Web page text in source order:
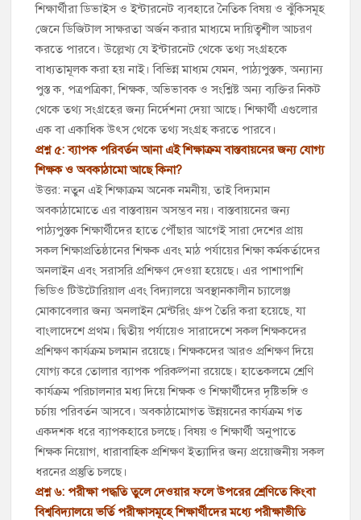
শিক্ষার্থীরা ডিভাইস ও ইন্টারনেট ব্যবহারে নৈতিক বিষয় ও ঝুঁকিসমূহ
জেনে ডিজিটাল সাক্ষরতা অর্জন করার মাধ্যমে দায়িত্বশীল আচরণ
করতে পারবে। উল্লেখ্য যে ইন্টারনেট থেকে তথ্য সংগ্রহকে
বাধ্যতামূলক করা হয় নাই। বিভিন্ন মাধ্যম যেমন, পাঠ্যপুস্তক, অন্যান্য
পুস্ত ক, পত্রপত্রিকা, শিক্ষক, অভিভাবক ও সংশ্লিষ্ট অন্য ব্যক্তির নিকট
থেকে তথ্য সংগ্রহের জন্য নির্দেশনা দেয়া আছে। শিক্ষার্থী এগুলোর
এক বা একাধিক উৎস থেকে তথ্য সংগ্রহ করতে পারবে।
প্রশ্ন ৫: ব্যাপক পরিবর্তন আনা এই শিক্ষাক্রম বাস্তবায়নের জন্য যোগ্য
শিক্ষক ও অবকাঠামো আছে কিনা?
উত্তর: নতুন এই শিক্ষাক্রম অনেক নমনীয়, তাই বিদ্যমান
অবকাঠামোতে এর বাস্তবায়ন অসম্ভব নয়। বাস্তবায়নের জন্য
পাঠ্যপুস্তক শিক্ষার্থীদের হাতে পৌঁছার আগেই সারা দেশের প্রায়
সকল শিক্ষাপ্রতিষ্ঠানের শিক্ষক এবং মাঠ পর্যায়ের শিক্ষা কর্মকর্তাদের
অনলাইন এবং সরাসরি প্রশিক্ষণ দেওয়া হয়েছে। এর পাশাপাশি
ভিডিও টিউটোরিয়াল এবং বিদ্যালয়ে অবস্থানকালীন চ্যালেঞ্জ
মোকাবেলার জন্য অনলাইন মেন্টরিং গ্রুপ তৈরি করা হয়েছে, যা
বাংলাদেশে প্রথম। দ্বিতীয় পর্যায়েও সারাদেশে সকল শিক্ষকদের
প্রশিক্ষণ কার্যক্রম চলমান রয়েছে। শিক্ষকদের আরও প্রশিক্ষণ দিয়ে
যোগ্য করে তোলার ব্যাপক পরিকল্পনা রয়েছে। হাতেকলমে শ্রেণি
কার্যক্রম পরিচালনার মধ্য দিয়ে শিক্ষক ও শিক্ষার্থীদের দৃষ্টিভঙ্গি ও
চর্চায় পরিবর্তন আসবে। অবকাঠামোগত উন্নয়নের কার্যক্রম গত
একদশক ধরে ব্যাপকহারে চলছে। বিষয় ও শিক্ষার্থী অনুপাতে
শিক্ষক নিয়োগ, ধারাবাহিক প্রশিক্ষণ ইত্যাদির জন্য প্রয়োজনীয় সকল
ধরনের প্রস্তুতি চলছে।
প্রশ্ন ৬: পরীক্ষা পদ্ধতি তুলে দেওয়ার ফলে উপরের শ্রেণিতে কিংবা
বিশ্ববিদ্যালয়ে ভর্তি পরীক্ষাসমূহে শিক্ষার্থীদের মধ্যে পরীক্ষাভীতি